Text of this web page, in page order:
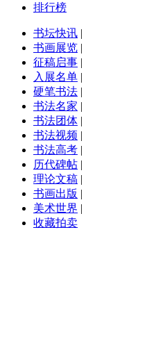
排行榜
书坛快讯 |
书画展览 |
征稿启事 |
入展名单 |
硬笔书法 |
书法名家 |
书法团体 |
书法视频 |
书法高考 |
历代碑帖 |
理论文稿 |
书画出版 |
美术世界 |
收藏拍卖